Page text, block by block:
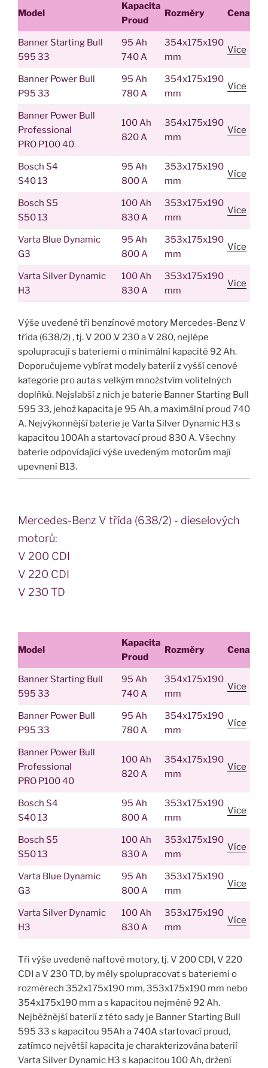
Model
Kapacita
Proud
Rozměry Cena
Banner Starting Bull
595 33
95 Ah
740 A
354x175x190
mm
Více
Banner Power Bull
P95 33
95 Ah
780 A
354x175x190
mm
Více
Banner Power Bull
Professional
PRO P100 40
100 Ah
820 A
354x175x190
mm
Více
Bosch S4
S40 13
95 Ah
800 A
353x175x190
mm
Více
Bosch S5
S50 13
100 Ah
830 A
353x175x190
mm
Více
Varta Blue Dynamic
G3
95 Ah
800 A
353x175x190
mm
Více
Varta Silver Dynamic
H3
100 Ah
830 A
353x175x190
mm
Více
Výše uvedené tři benzínové motory Mercedes-Benz V
třída (638/2) , tj. V 200 ,V 230 a V 280, nejlépe
spolupracují s bateriemi o minimální kapacitě 92 Ah.
Doporučujeme vybírat modely baterií z vyšší cenové
kategorie pro auta s velkým množstvím volitelných
doplňků. Nejslabší z nich je baterie Banner Starting Bull
595 33, jehož kapacita je 95 Ah, a maximální proud 740
A. Nejvýkonnější baterie je Varta Silver Dynamic H3 s
kapacitou 100Ah a startovací proud 830 A. Všechny
baterie odpovídající výše uvedeným motorům mají
upevnení B13.
Mercedes-Benz V třída (638/2) - dieselových
motorů:
V 200 CDI
V 220 CDI
V 230 TD
Model
Kapacita
Proud
Rozměry Cena
Banner Starting Bull
595 33
95 Ah
740 A
354x175x190
mm
Více
Banner Power Bull
P95 33
95 Ah
780 A
354x175x190
mm
Více
Banner Power Bull
Professional
PRO P100 40
100 Ah
820 A
354x175x190
mm
Více
Bosch S4
S40 13
95 Ah
800 A
353x175x190
mm
Více
Bosch S5
S50 13
100 Ah
830 A
353x175x190
mm
Více
Varta Blue Dynamic
G3
95 Ah
800 A
353x175x190
mm
Více
Varta Silver Dynamic
H3
100 Ah
830 A
353x175x190
mm
Více
Tři výše uvedené naftové motory, tj. V 200 CDI, V 220
CDI a V 230 TD, by měly spolupracovat s bateriemi o
rozměrech 352x175x190 mm, 353x175x190 mm nebo
354x175x190 mm a s kapacitou nejméně 92 Ah.
Nejběžnější baterií z této sady je Banner Starting Bull
595 33 s kapacitou 95Ah a 740A startovací proud,
zatímco největší kapacita je charakterizována baterií
Varta Silver Dynamic H3 s kapacitou 100 Ah, držení